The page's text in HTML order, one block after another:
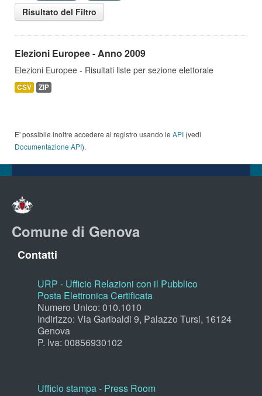
Risultato del Filtro
Elezioni Europee - Anno 2009
Elezioni Europee - Risultati liste per sezione elettorale
CSV ZIP
E' possibile inoltre accedere al registro usando le API (vedi
Documentazione API).
Comune di Genova
Contatti
URP - Ufficio Relazioni con il Pubblico
Posta Elettronica Certificata
Numero Unico: 010.1010
Indirizzo: Via Garibaldi 9, Palazzo Tursi, 16124
Genova
P. Iva: 00856930102
Ufficio stampa - Press Room